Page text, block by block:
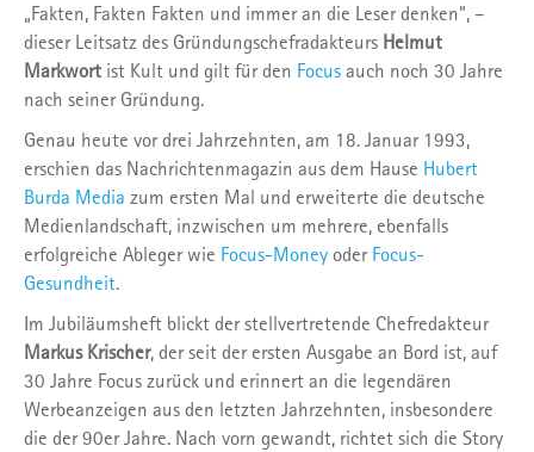
„Fakten, Fakten Fakten und immer an die Leser denken“, –
dieser Leitsatz des Gründungschefradakteurs Helmut
Markwort ist Kult und gilt für den Focus auch noch 30 Jahre
nach seiner Gründung.
Genau heute vor drei Jahrzehnten, am 18. Januar 1993,
erschien das Nachrichtenmagazin aus dem Hause Hubert
Burda Media zum ersten Mal und erweiterte die deutsche
Medienlandschaft, inzwischen um mehrere, ebenfalls
erfolgreiche Ableger wie Focus-Money oder Focus-
Gesundheit.
Im Jubiläumsheft blickt der stellvertretende Chefredakteur
Markus Krischer, der seit der ersten Ausgabe an Bord ist, auf
30 Jahre Focus zurück und erinnert an die legendären
Werbeanzeigen aus den letzten Jahrzehnten, insbesondere
die der 90er Jahre. Nach vorn gewandt, richtet sich die Story